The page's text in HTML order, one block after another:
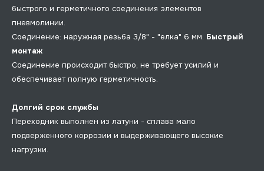
быстрого и герметичного соединения элементов
пневмолинии.
Соединение: наружная резьба 3/8" - "елка" 6 мм. Быстрый
монтаж
Соединение происходит быстро, не требует усилий и
обеспечивает полную герметичность.
Долгий срок службы
Переходник выполнен из латуни - сплава мало
подверженного коррозии и выдерживающего высокие
нагрузки.